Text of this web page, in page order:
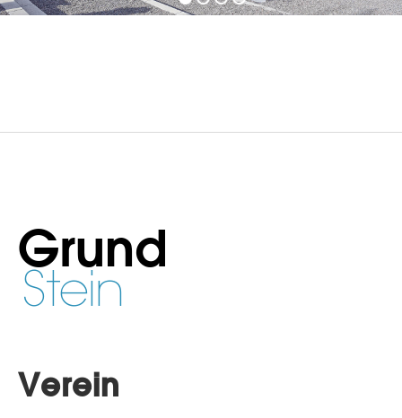
Grund
Stein
Verein